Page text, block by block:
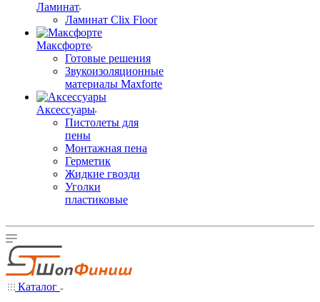
Ламинат
Ламинат Clix Floor
Максфорте
Готовые решения
Звукоизоляционные
материалы Maxforte
Аксессуары
Пистолеты для
пены
Монтажная пена
Герметик
Жидкие гвозди
Уголки
пластиковые
Каталог